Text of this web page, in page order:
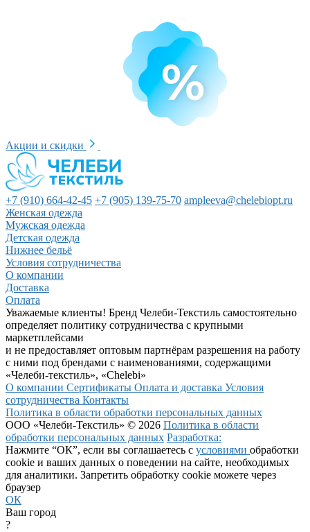
Акции и скидки
+7 (910) 664-42-45 +7 (905) 139-75-70 ampleeva@chelebiopt.ru
Женская одежда
Мужская одежда
Детская одежда
Нижнее бельё
Условия сотрудничества
О компании
Доставка
Оплата
Уважаемые клиенты! Бренд Челеби-Текстиль самостоятельно
определяет политику сотрудничества с крупными
маркетплейсами
и не предоставляет оптовым партнёрам разрешения на работу
с ними под брендами с наименованиями, содержащими
«Челеби-текстиль», «Chelebi»
О компании Сертификаты Оплата и доставка Условия
сотрудничества Контакты
Политика в области обработки персональных данных
ООО «Челеби-Текстиль» © 2026 Политика в области
обработки персональных данных Разработка:
Нажмите “ОК”, если вы соглашаетесь с условиями обработки
cookie и ваших данных о поведении на сайте, необходимых
для аналитики. Запретить обработку cookie можете через
браузер
ОК
Ваш город
?